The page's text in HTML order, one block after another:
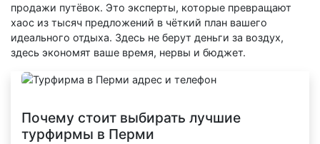
продажи путёвок. Это эксперты, которые превращают
хаос из тысяч предложений в чёткий план вашего
идеального отдыха. Здесь не берут деньги за воздух,
здесь экономят ваше время, нервы и бюджет.
Почему стоит выбирать лучшие
турфирмы в Перми